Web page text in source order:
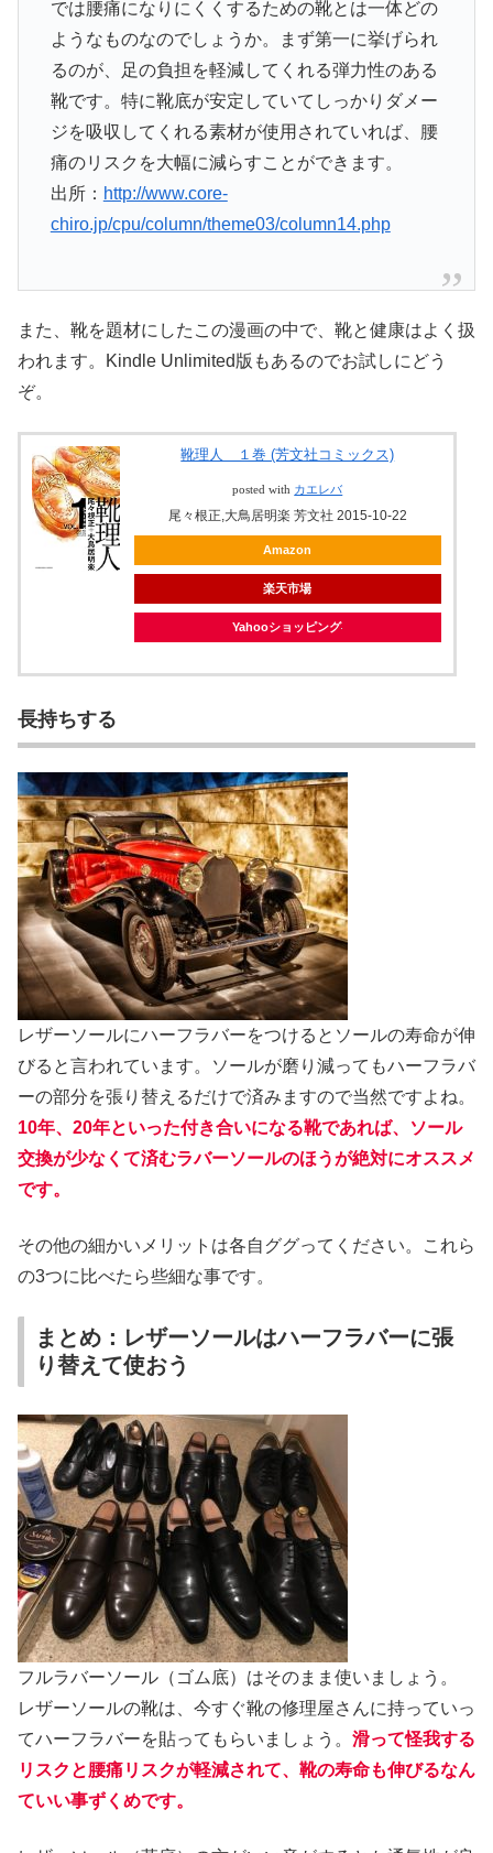
では腰痛になりにくくするための靴とは一体どの
ようなものなのでしょうか。まず第一に挙げられ
るのが、足の負担を軽減してくれる弾力性のある
靴です。特に靴底が安定していてしっかりダメー
ジを吸収してくれる素材が使用されていれば、腰
痛のリスクを大幅に減らすことができます。
出所： http://www.core-
chiro.jp/cpu/column/theme03/column14.php
また、靴を題材にしたこの漫画の中で、靴と健康はよく扱
われます。Kindle Unlimited版もあるのでお試しにどう
ぞ。
靴理人 １巻 (芳文社コミックス)
posted with カエレバ
尾々根正,大鳥居明楽 芳文社 2015-10-22
Amazon
楽天市場
Yahooショッピング
長持ちする
レザーソールにハーフラバーをつけるとソールの寿命が伸
びると言われています。ソールが磨り減ってもハーフラバ
ーの部分を張り替えるだけで済みますので当然ですよね。
10年、20年といった付き合いになる靴であれば、ソール
交換が少なくて済むラバーソールのほうが絶対にオススメ
です。
その他の細かいメリットは各自ググってください。これら
の3つに比べたら些細な事です。
まとめ：レザーソールはハーフラバーに張
り替えて使おう
フルラバーソール（ゴム底）はそのまま使いましょう。
レザーソールの靴は、今すぐ靴の修理屋さんに持っていっ
てハーフラバーを貼ってもらいましょう。 滑って怪我する
リスクと腰痛リスクが軽減されて、靴の寿命も伸びるなん
ていい事ずくめです。